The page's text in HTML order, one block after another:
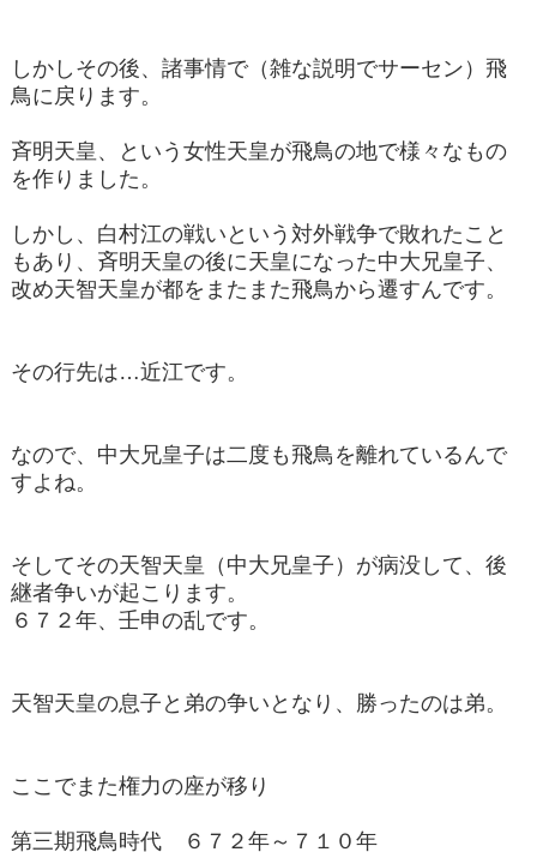
しかしその後、諸事情で（雑な説明でサーセン）飛
鳥に戻ります。
斉明天皇、という女性天皇が飛鳥の地で様々なもの
を作りました。
しかし、白村江の戦いという対外戦争で敗れたこと
もあり、斉明天皇の後に天皇になった中大兄皇子、
改め天智天皇が都をまたまた飛鳥から遷すんです。
その行先は…近江です。
なので、中大兄皇子は二度も飛鳥を離れているんで
すよね。
そしてその天智天皇（中大兄皇子）が病没して、後
継者争いが起こります。
６７２年、壬申の乱です。
天智天皇の息子と弟の争いとなり、勝ったのは弟。
ここでまた権力の座が移り
第三期飛鳥時代 ６７２年～７１０年